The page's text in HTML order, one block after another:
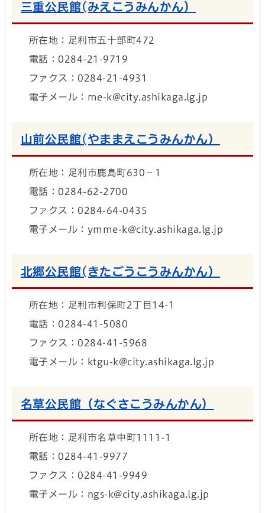
三重公民館(みえこうみんかん）
所在地：足利市五十部町472
電話：0284-21-9719
ファクス：0284-21-4931
電子メール：me-k@city.ashikaga.lg.jp
山前公民館(やままえこうみんかん）
所在地：足利市鹿島町630－1
電話：0284-62-2700
ファクス：0284-64-0435
電子メール：ymme-k@city.ashikaga.lg.jp
北郷公民館(きたごうこうみんかん）
所在地：足利市利保町2丁目14-1
電話：0284-41-5080
ファクス：0284-41-5968
電子メール：ktgu-k@city.ashikaga.lg.jp
名草公民館（なぐさこうみんかん）
所在地：足利市名草中町1111-1
電話：0284-41-9977
ファクス：0284-41-9949
電子メール：ngs-k@city.ashikaga.lg.jp